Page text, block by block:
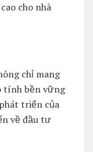
cho nhà
chỉ mang
tính bền vững
triển của
về đầu tư